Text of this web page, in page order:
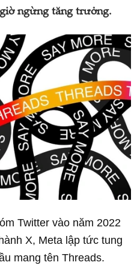
ngừng tăng trưởng.
Twitter vào năm 2022
X, Meta lập tức tung
mang tên Threads.